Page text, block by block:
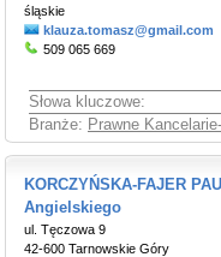
śląskie
klauza.tomasz@gmail.com
509 065 669
Słowa kluczowe:
Branże: Prawne
KORCZYŃSKA-FAJER
Angielskiego
ul. Tęczowa 9
42-600 Tarnowskie Góry